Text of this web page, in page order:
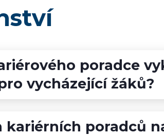
poradce
vycházející žáků?
poradců